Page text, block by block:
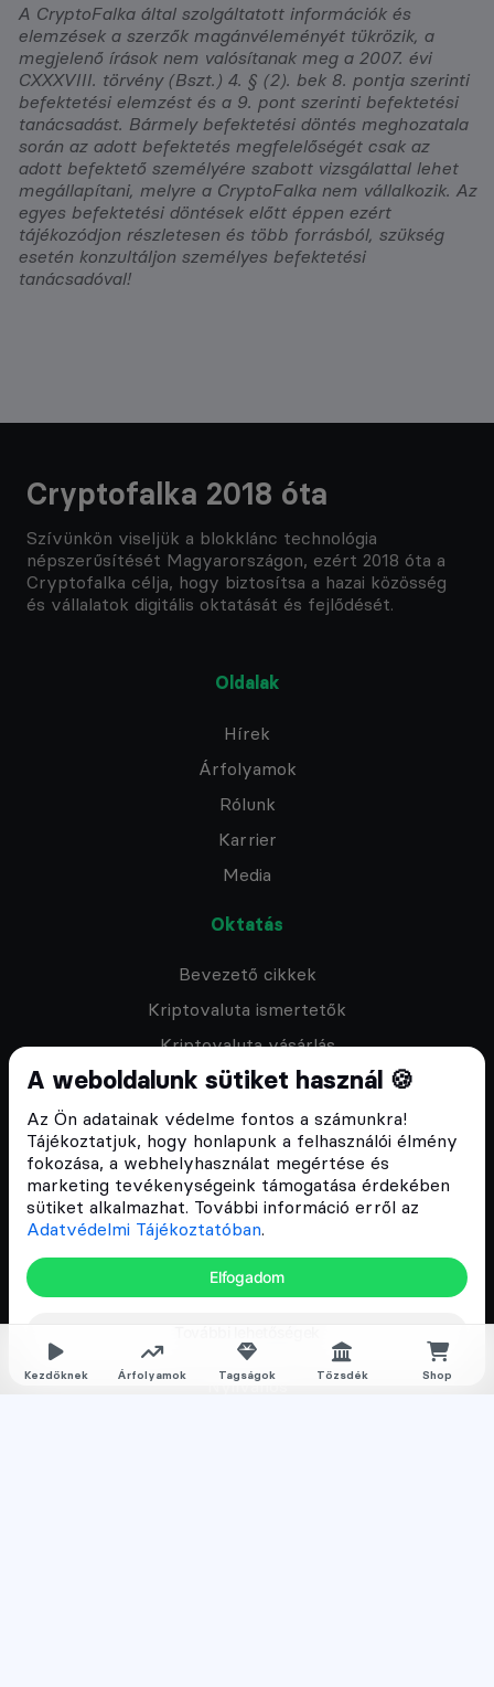
Kezdőknek Árfolyamok Tagságok Tőzsdék Shop
A weboldalunk sütiket használ 🍪
Az Ön adatainak védelme fontos a számunkra!
Tájékoztatjuk, hogy honlapunk a felhasználói élmény
fokozása, a webhelyhasználat megértése és
marketing tevékenységeink támogatása érdekében
sütiket alkalmazhat. További információ erről az
Adatvédelmi Tájékoztatóban.
Elfogadom
A CryptoFalka által szolgáltatott információk és
elemzések a szerzők magánvéleményét tükrözik, a
megjelenő írások nem valósítanak meg a 2007. évi
CXXXVIII. törvény (Bszt.) 4. § (2). bek 8. pontja szerinti
befektetési elemzést és a 9. pont szerinti befektetési
tanácsadást. Bármely befektetési döntés meghozatala
során az adott befektetés megfelelőségét csak az
adott befektető személyére szabott vizsgálattal lehet
megállapítani, melyre a CryptoFalka nem vállalkozik. Az
egyes befektetési döntések előtt éppen ezért
tájékozódjon részletesen és több forrásból, szükség
esetén konzultáljon személyes befektetési
tanácsadóval!
Cryptofalka 2018 óta
Szívünkön viseljük a blokklánc technológia
népszerűsítését Magyarországon, ezért 2018 óta a
Cryptofalka célja, hogy biztosítsa a hazai közösség
és vállalatok digitális oktatását és fejlődését.
Oldalak
Hírek
Árfolyamok
Rólunk
Karrier
Media
Oktatás
Bevezető cikkek
Kriptovaluta ismertetők
Kriptovaluta vásárlás
Oktató anyagok
Discord közösség
Csomagajánlatok
Kriptovaluta kezdőknek
Megapack
Nyilvános